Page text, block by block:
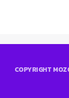
COPYRIGHT